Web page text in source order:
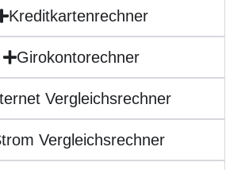
Kreditkartenrechner
Girokontorechner
Vergleichsrechner
Vergleichsrechner